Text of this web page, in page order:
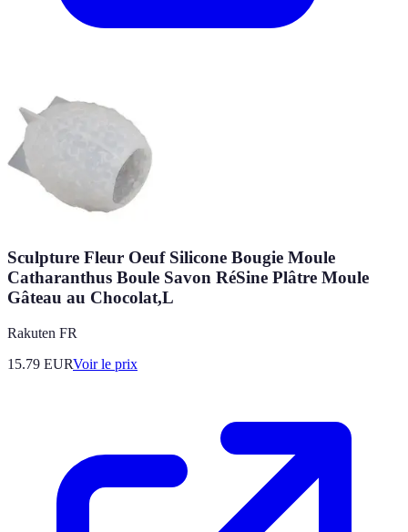
Sculpture Fleur Oeuf Silicone Bougie Moule
Catharanthus Boule Savon RéSine Plâtre Moule
Gâteau au Chocolat,L
Rakuten FR
15.79 EURVoir le prix